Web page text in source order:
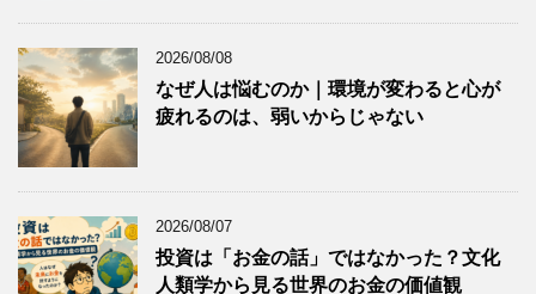
2026/08/08
なぜ人は悩むのか｜環境が変わると心が
疲れるのは、弱いからじゃない
2026/08/07
投資は「お金の話」ではなかった？文化
人類学から見る世界のお金の価値観